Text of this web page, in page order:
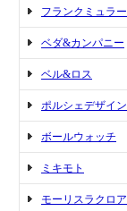
フランクミュラー
ベダ&カンパニー
ベル&ロス
ポルシェデザイン
ボールウォッチ
ミキモト
モーリスラクロア